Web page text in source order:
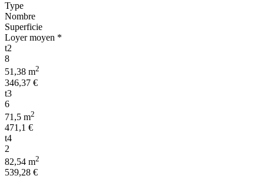
Type
Nombre
Superficie
Loyer moyen *
t2
8
51,38 m2
346,37 €
t3
6
71,5 m2
471,1 €
t4
2
82,54 m2
539,28 €